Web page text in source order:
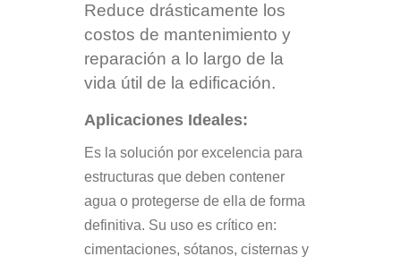
Reduce drásticamente los
costos de mantenimiento y
reparación a lo largo de la
vida útil de la edificación.
Aplicaciones Ideales:
Es la solución por excelencia para
estructuras que deben contener
agua o protegerse de ella de forma
definitiva. Su uso es crítico en:
cimentaciones, sótanos, cisternas y